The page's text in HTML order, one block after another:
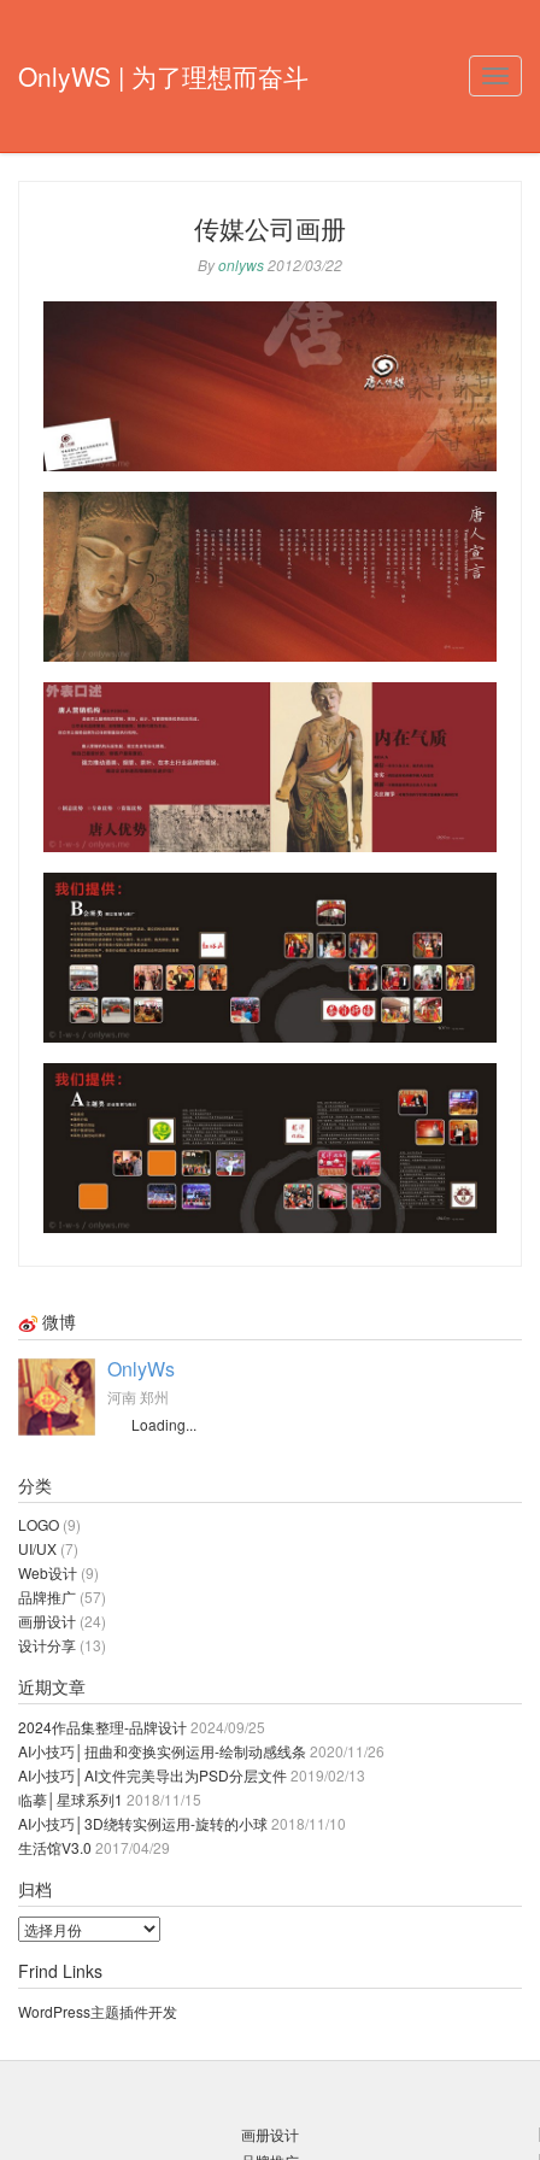
Toggle
OnlyWS | 为了理想而奋斗
传媒公司画册
Byonlyws2012/03/22
微博
OnlyWs
河南 郑州
Loading...
分类
LOGO (9)
UI/UX (7)
Web设计 (9)
品牌推广 (57)
画册设计 (24)
设计分享 (13)
近期文章
2024作品集整理-品牌设计2024/09/25
AI小技巧│扭曲和变换实例运用-绘制动感线条 2020/11/26
AI小技巧│AI文件完美导出为PSD分层文件2019/02/13
临摹│星球系列1 2018/11/15
AI小技巧│3D绕转实例运用-旋转的小球2018/11/10
生活馆V3.0 2017/04/29
归档
归
档
Frind Links
WordPress主题插件开发
画册设计